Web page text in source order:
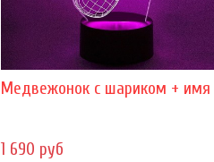
Медвежонок с шариком + имя
1 690 руб